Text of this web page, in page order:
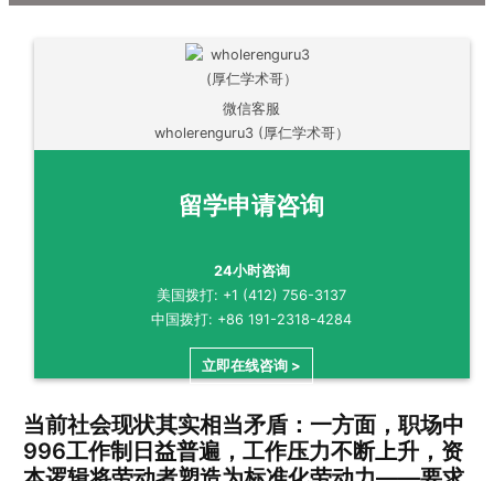
微信客服
wholerenguru3 (厚仁学术哥）
留学申请咨询
24小时咨询
美国拨打: +1 (412) 756-3137
中国拨打: +86 191-2318-4284
立即在线咨询 >
当前社会现状其实相当矛盾：一方面，职场中
996工作制日益普遍，工作压力不断上升，资